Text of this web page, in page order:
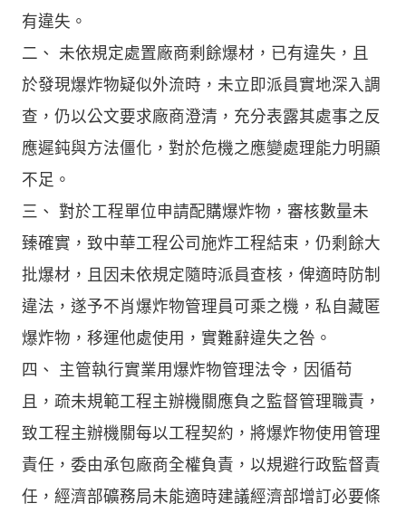
有違失。
二、 未依規定處置廠商剩餘爆材，已有違失，且
於發現爆炸物疑似外流時，未立即派員實地深入調
查，仍以公文要求廠商澄清，充分表露其處事之反
應遲鈍與方法僵化，對於危機之應變處理能力明顯
不足。
三、 對於工程單位申請配購爆炸物，審核數量未
臻確實，致中華工程公司施炸工程結束，仍剩餘大
批爆材，且因未依規定隨時派員查核，俾適時防制
違法，遂予不肖爆炸物管理員可乘之機，私自藏匿
爆炸物，移運他處使用，實難辭違失之咎。
四、 主管執行實業用爆炸物管理法令，因循苟
且，疏未規範工程主辦機關應負之監督管理職責，
致工程主辦機關每以工程契約，將爆炸物使用管理
責任，委由承包廠商全權負責，以規避行政監督責
任，經濟部礦務局未能適時建議經濟部增訂必要條